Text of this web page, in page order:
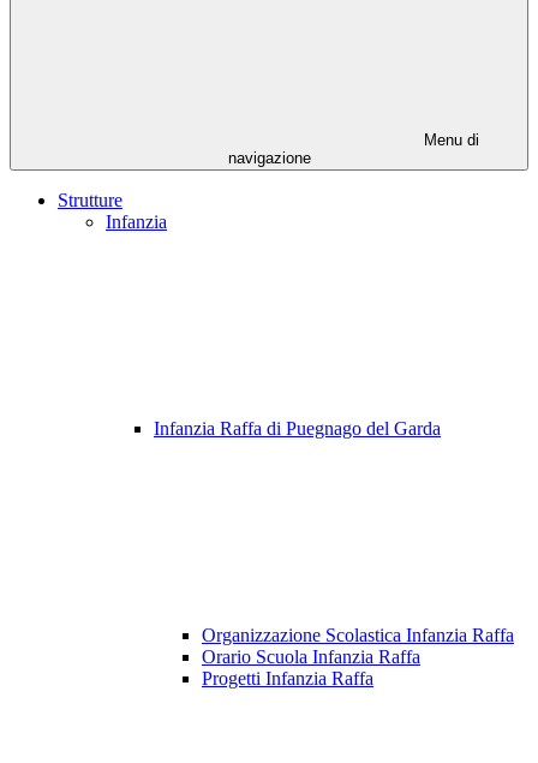
Menu di
navigazione
Strutture
Infanzia
Infanzia Raffa di Puegnago del Garda
Organizzazione Scolastica Infanzia Raffa
Orario Scuola Infanzia Raffa
Progetti Infanzia Raffa